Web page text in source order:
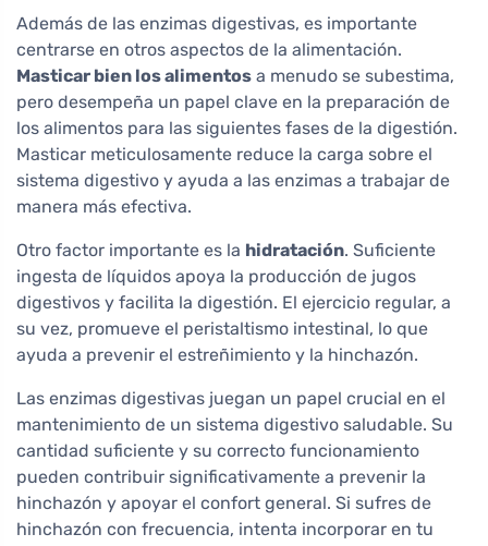
Además de las enzimas digestivas, es importante
centrarse en otros aspectos de la alimentación.
Masticar bien los alimentos a menudo se subestima,
pero desempeña un papel clave en la preparación de
los alimentos para las siguientes fases de la digestión.
Masticar meticulosamente reduce la carga sobre el
sistema digestivo y ayuda a las enzimas a trabajar de
manera más efectiva.
Otro factor importante es la hidratación. Suficiente
ingesta de líquidos apoya la producción de jugos
digestivos y facilita la digestión. El ejercicio regular, a
su vez, promueve el peristaltismo intestinal, lo que
ayuda a prevenir el estreñimiento y la hinchazón.
Las enzimas digestivas juegan un papel crucial en el
mantenimiento de un sistema digestivo saludable. Su
cantidad suficiente y su correcto funcionamiento
pueden contribuir significativamente a prevenir la
hinchazón y apoyar el confort general. Si sufres de
hinchazón con frecuencia, intenta incorporar en tu